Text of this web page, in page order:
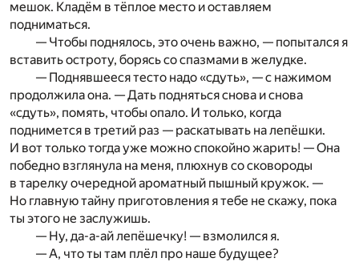
мешок. Кладём в тёплое место и оставляем
подниматься.
— Чтобы поднялось, это очень важно, — попытался я
вставить остроту, борясь со спазмами в желудке.
— Поднявшееся тесто надо «сдуть», — с нажимом
продолжила она. — Дать подняться снова и снова
«сдуть», помять, чтобы опало. И только, когда
поднимется в третий раз — раскатывать на лепёшки.
И вот только тогда уже можно спокойно жарить! — Она
победно взглянула на меня, плюхнув со сковороды
в тарелку очередной ароматный пышный кружок. —
Но главную тайну приготовления я тебе не скажу, пока
ты этого не заслужишь.
— Ну, да-а-ай лепёшечку! — взмолился я.
— А, что ты там плёл про наше будущее?